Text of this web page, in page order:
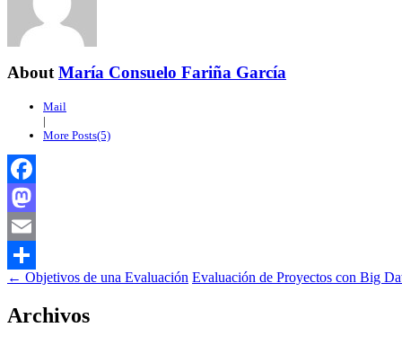
AboutMaría Consuelo Fariña García
Mail
|
More Posts(5)
Facebook
Mastodon
Email
Compartir
← Objetivos de una Evaluación Evaluación de Proyectos con Big
Archivos